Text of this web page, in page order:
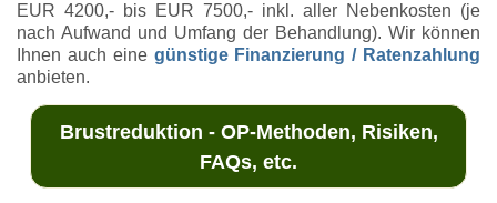
EUR 4200,- bis EUR 7500,- inkl. aller Nebenkosten (je
nach Aufwand und Umfang der Behandlung). Wir können
Ihnen auch eine günstige Finanzierung / Ratenzahlung
anbieten.
Brustreduktion - OP-Methoden, Risiken,
FAQs, etc.